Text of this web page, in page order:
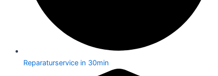
Reparaturservice in 30min